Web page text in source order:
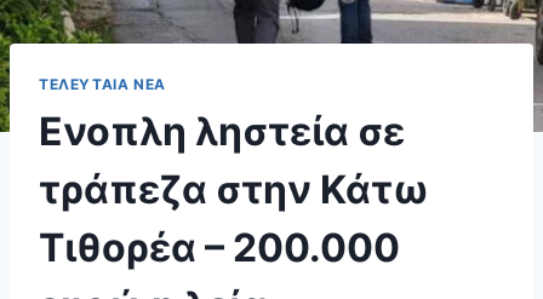
ΤΕΛΕΥΤΑΊΑ ΝΈΑ
Ενοπλη ληστεία σε
τράπεζα στην Κάτω
Τιθορέα – 200.000